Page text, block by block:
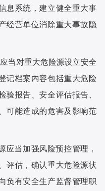
息系统，建立健全重大事
经营单位消除重大事故隐
当对重大危险源设立安全
记档案内容包括重大危险
验报告、安全评估报告、
可能造成的危害及影响范
应当加强风险预控管理，
评估，确认重大危险源状
负有安全生产监督管理职